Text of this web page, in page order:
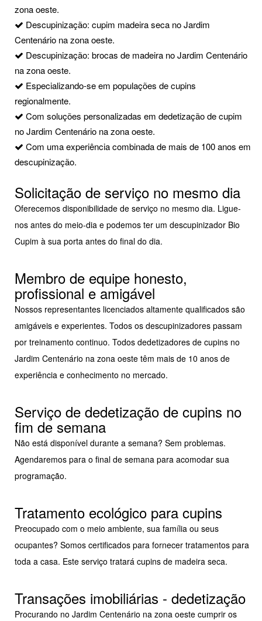
zona oeste.
Descupinização: cupim madeira seca no Jardim
Centenário na zona oeste.
Descupinização: brocas de madeira no Jardim Centenário
na zona oeste.
Especializando-se em populações de cupins
regionalmente.
Com soluções personalizadas em dedetização de cupim
no Jardim Centenário na zona oeste.
Com uma experiência combinada de mais de 100 anos em
descupinização.
Solicitação de serviço no mesmo dia
Oferecemos disponibilidade de serviço no mesmo dia. Ligue-
nos antes do meio-dia e podemos ter um descupinizador Bio
Cupim à sua porta antes do final do dia.
Membro de equipe honesto,
profissional e amigável
Nossos representantes licenciados altamente qualificados são
amigáveis e experientes. Todos os descupinizadores passam
por treinamento continuo. Todos dedetizadores de cupins no
Jardim Centenário na zona oeste têm mais de 10 anos de
experiência e conhecimento no mercado.
Serviço de dedetização de cupins no
fim de semana
Não está disponível durante a semana? Sem problemas.
Agendaremos para o final de semana para acomodar sua
programação.
Tratamento ecológico para cupins
Preocupado com o meio ambiente, sua família ou seus
ocupantes? Somos certificados para fornecer tratamentos para
toda a casa. Este serviço tratará cupins de madeira seca.
Transações imobiliárias - dedetização
Procurando no Jardim Centenário na zona oeste cumprir os